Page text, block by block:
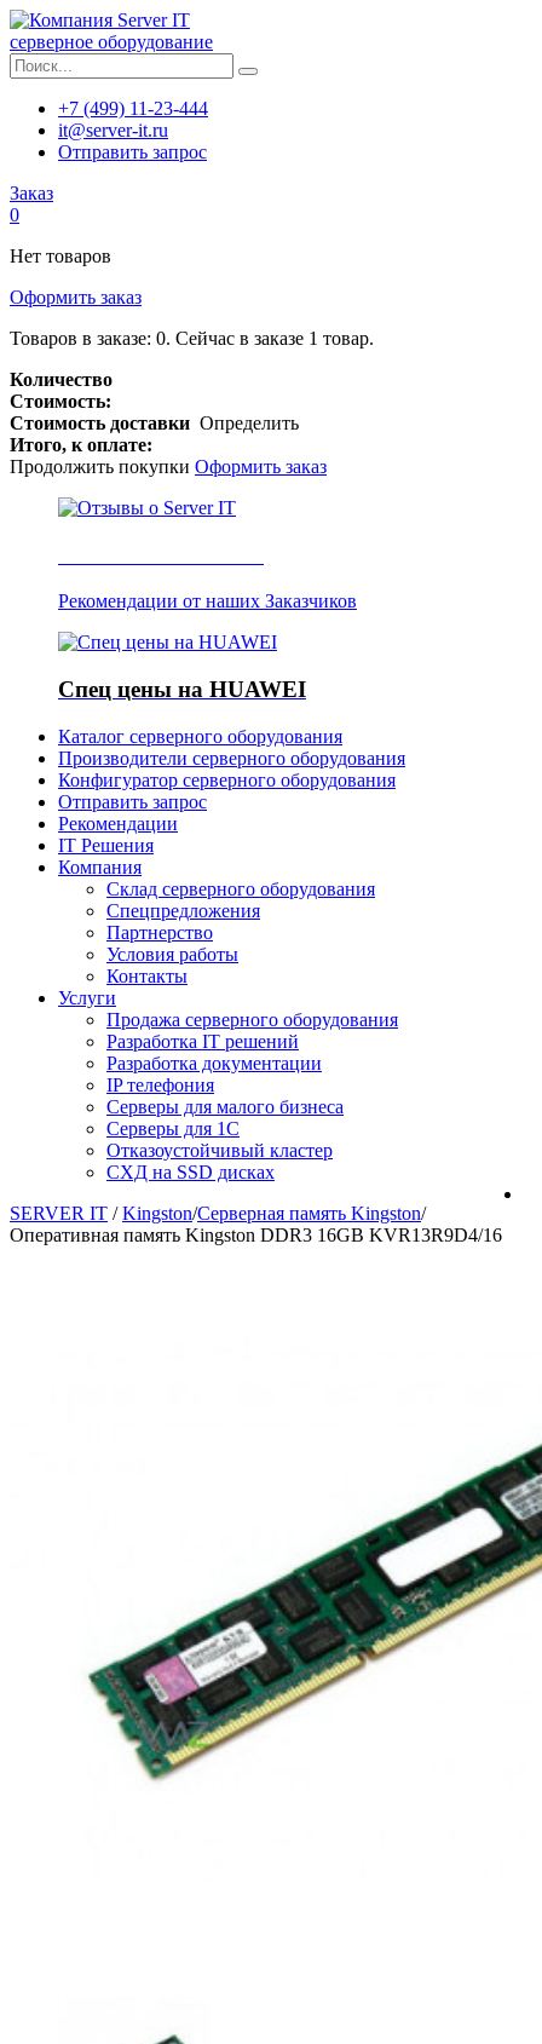
серверное оборудование
+7 (499) 11-23-444
it@server-it.ru
Отправить запрос
Заказ
0
Нет товаров
Оформить заказ
Товаров в заказе: 0. Сейчас в заказе 1 товар.
Количество
Стоимость:
Стоимость доставки Определить
Итого, к оплате:
Продолжить покупки Оформить заказ
Рекомендации от наших Заказчиков
Спец цены на HUAWEI
Каталог серверного оборудования
Производители серверного оборудования
Конфигуратор серверного оборудования
Отправить запрос
Рекомендации
IT Решения
Компания
Склад серверного оборудования
Спецпредложения
Партнерство
Условия работы
Контакты
Услуги
Продажа серверного оборудования
Разработка IT решений
Разработка документации
IP телефония
Серверы для малого бизнеса
Серверы для 1С
Отказоустойчивый кластер
СХД на SSD дисках
SERVER IT / Kingston/Серверная память Kingston/
Оперативная память Kingston DDR3 16GB KVR13R9D4/16